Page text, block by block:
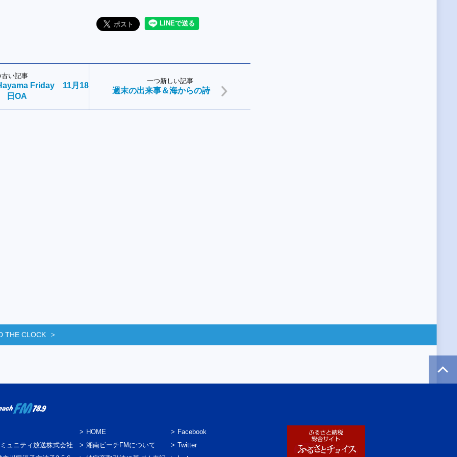
古い記事
Friday 11月18
日OA
一つ新しい記事
週末の出来事＆海からの詩
THE CLOCK
ュニティ放送株式会社
HOME
湘南ビーチFMについて
Facebook
Twitter